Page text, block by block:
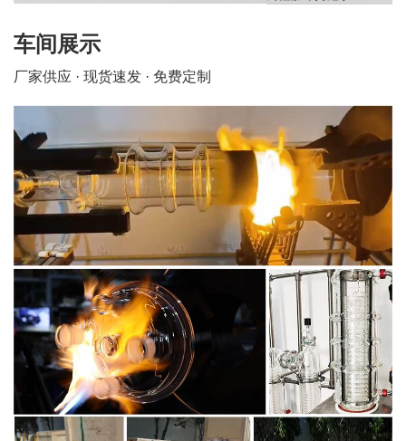
车间展示
厂家供应 · 现货速发 · 免费定制